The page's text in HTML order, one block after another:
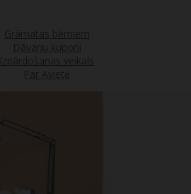
Grāmatas bērniem
Dāvanu kuponi
Izpārdošanas veikals
Par Avietė